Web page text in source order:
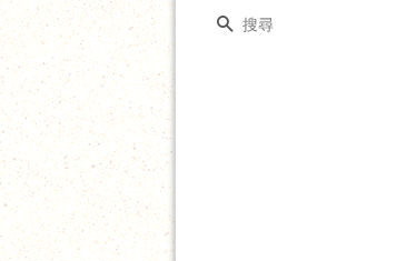
搜尋